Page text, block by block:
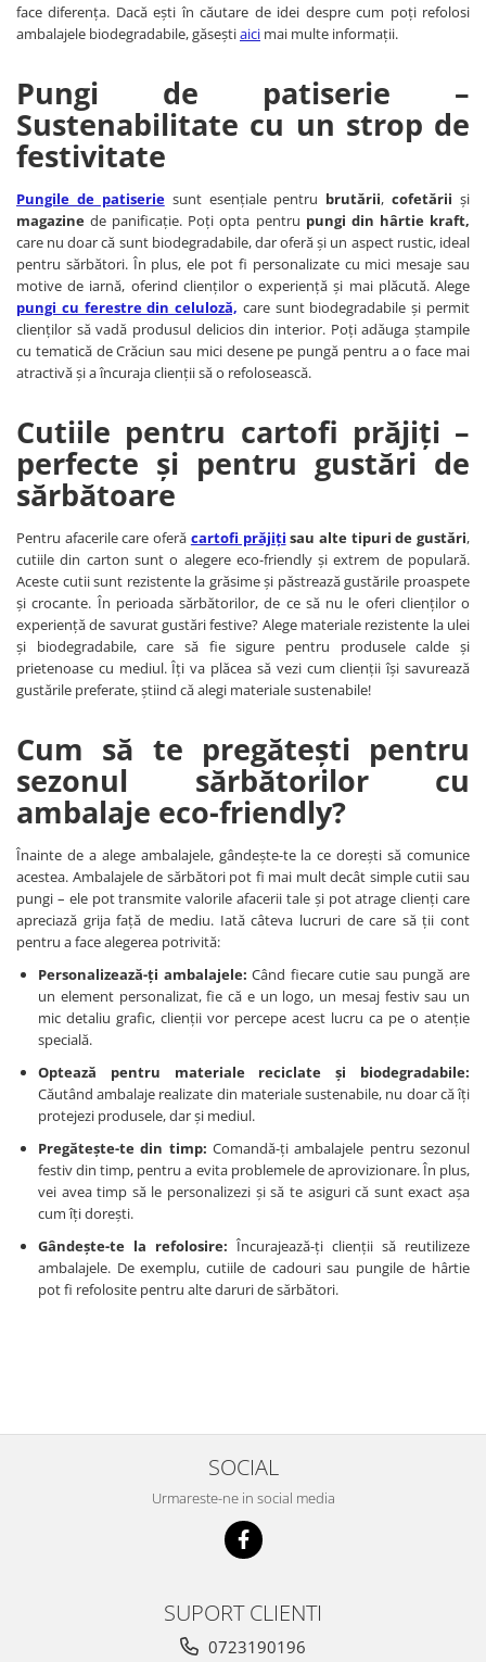
face diferența. Dacă ești în căutare de idei despre cum poți refolosi
ambalajele biodegradabile, găseștiaici mai multe informații.
Pungi de patiserie –
Sustenabilitate cu un strop de
festivitate
Pungile de patiseriesunt esențiale pentru brutării,cofetării și
magazinede panificație. Poți opta pentru pungi din hârtie kraft,
care nu doar că sunt biodegradabile, dar oferă și un aspect rustic, ideal
pentru sărbători. În plus, ele pot fi personalizate cu mici mesaje sau
motive de iarnă, oferind clienților o experiență și mai plăcută. Alege
pungi cu ferestre din celuloză, care sunt biodegradabile și permit
clienților să vadă produsul delicios din interior. Poți adăuga ștampile
cu tematică de Crăciun sau mici desene pe pungă pentru a o face mai
atractivă și a încuraja clienții să o refolosească.
Cutiile pentru cartofi prăjiți –
perfecte și pentru gustări de
sărbătoare
Pentru afacerile care oferă cartofi prăjiți sau alte tipuri de gustări,
cutiile din carton sunt o alegere eco-friendly și extrem de populară.
Aceste cutii sunt rezistente la grăsime și păstrează gustările proaspete
și crocante. În perioada sărbătorilor, de ce să nu le oferi clienților o
experiență de savurat gustări festive? Alege materiale rezistente la ulei
și biodegradabile, care să fie sigure pentru produsele calde și
prietenoase cu mediul. Îți va plăcea să vezi cum clienții își savurează
gustările preferate, știind că alegi materiale sustenabile!
Cum să te pregătești pentru
sezonul sărbătorilor cu
ambalaje eco-friendly?
Înainte de a alege ambalajele, gândește-te la ce dorești să comunice
acestea. Ambalajele de sărbători pot fi mai mult decât simple cutii sau
pungi – ele pot transmite valorile afacerii tale și pot atrage clienți care
apreciază grija față de mediu. Iată câteva lucruri de care să ții cont
pentru a face alegerea potrivită:
Personalizează-ți ambalajele:Când fiecare cutie sau pungă are
un element personalizat, fie că e un logo, un mesaj festiv sau un
mic detaliu grafic, clienții vor percepe acest lucru ca pe o atenție
specială.
Optează pentru materiale reciclate și biodegradabile:
Căutând ambalaje realizate din materiale sustenabile, nu doar că îți
protejezi produsele, dar și mediul.
Pregătește-te din timp: Comandă-ți ambalajele pentru sezonul
festiv din timp, pentru a evita problemele de aprovizionare. În plus,
vei avea timp să le personalizezi și să te asiguri că sunt exact așa
cum îți dorești.
Gândește-te la refolosire: Încurajează-ți clienții să reutilizeze
ambalajele. De exemplu, cutiile de cadouri sau pungile de hârtie
pot fi refolosite pentru alte daruri de sărbători.
SOCIAL
Urmareste-ne in social media
SUPORT CLIENTI
0723190196